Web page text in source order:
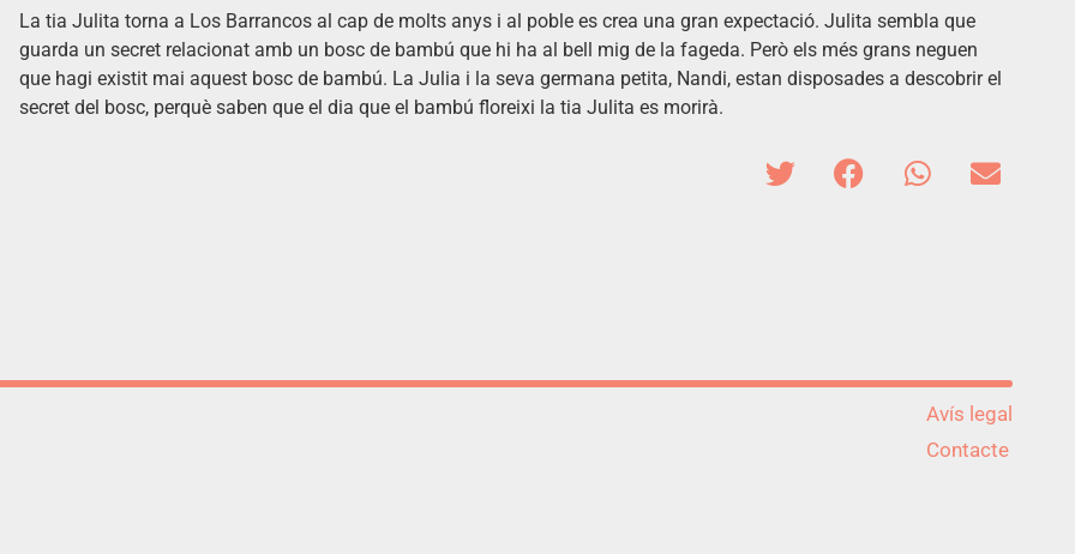
La tia Julita torna a Los Barrancos al cap de molts anys i al poble es crea una gran expectació. Julita sembla que
guarda un secret relacionat amb un bosc de bambú que hi ha al bell mig de la fageda. Però els més grans neguen
que hagi existit mai aquest bosc de bambú. La Julia i la seva germana petita, Nandi, estan disposades a descobrir el
secret del bosc, perquè saben que el dia que el bambú floreixi la tia Julita es morirà.
Avís legal
Contacte